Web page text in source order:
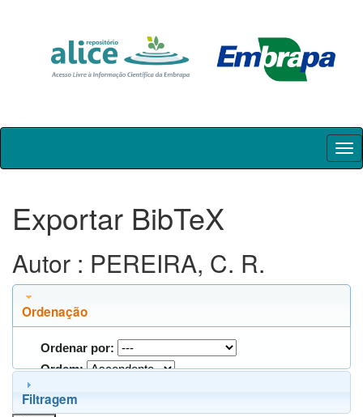
Skip
Exportar BibTeX
Autor : PEREIRA, C. R.
Ordenação
Ordenar por:
Ordem:
Filtragem